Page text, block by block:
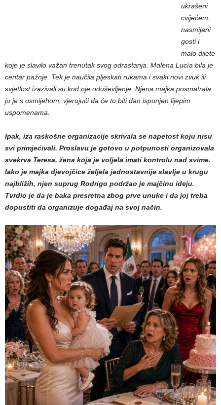
ukrašeni
cvijećem,
nasmijani
gosti i
malo dijete
koje je slavilo važan trenutak svog odrastanja. Malena Lucía bila je
centar pažnje. Tek je naučila pljeskati rukama i svaki novi zvuk ili
svjetlost izazivali su kod nje oduševljenje. Njena majka posmatrala
ju je s osmijehom, vjerujući da će to biti dan ispunjen lijepim
uspomenama.
Ipak, iza raskošne organizacije skrivala se napetost koju nisu
svi primjećivali. Proslavu je gotovo u potpunosti organizovala
svekrva Teresa, žena koja je voljela imati kontrolu nad svime.
Iako je majka djevojčice željela jednostavnije slavlje u krugu
najbližih, njen suprug Rodrigo podržao je majčinu ideju.
Tvrdio je da je baka presretna zbog prve unuke i da joj treba
dopustiti da organizuje događaj na svoj način.